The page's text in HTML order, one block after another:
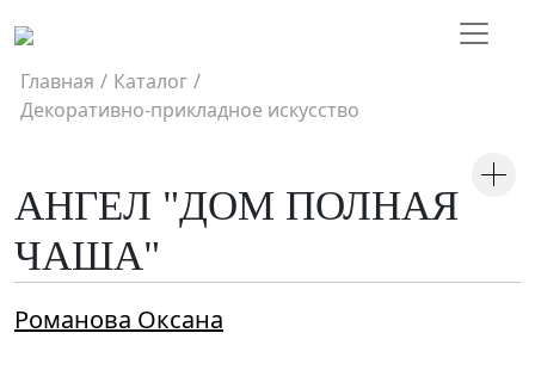
Главная / Каталог /
Декоративно-прикладное искусство
АНГЕЛ "ДОМ ПОЛНАЯ
ЧАША"
Романова Оксана